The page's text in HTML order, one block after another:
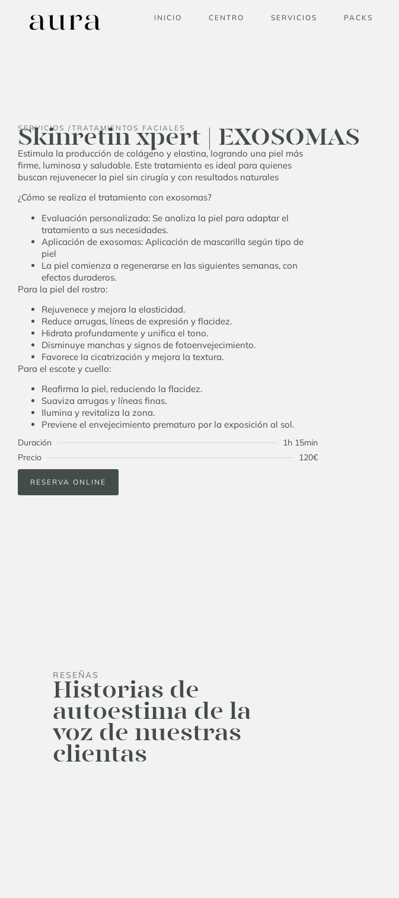
INICIO CENTRO SERVICIOS PACKS
SERVICIOS /TRATAMIENTOS FACIALES
Skinretin xpert | EXOSOMAS
Estimula la producción de colágeno y elastina, logrando una piel más
firme, luminosa y saludable. Este tratamiento es ideal para quienes
buscan rejuvenecer la piel sin cirugía y con resultados naturales
¿Cómo se realiza el tratamiento con exosomas?
Evaluación personalizada: Se analiza la piel para adaptar el
tratamiento a sus necesidades.
Aplicación de exosomas: Aplicación de mascarilla según tipo de
piel
La piel comienza a regenerarse en las siguientes semanas, con
efectos duraderos.
Para la piel del rostro:
Rejuvenece y mejora la elasticidad.
Reduce arrugas, líneas de expresión y flacidez.
Hidrata profundamente y unifica el tono.
Disminuye manchas y signos de fotoenvejecimiento.
Favorece la cicatrización y mejora la textura.
Para el escote y cuello:
Reafirma la piel, reduciendo la flacidez.
Suaviza arrugas y líneas finas.
Ilumina y revitaliza la zona.
Previene el envejecimiento prematuro por la exposición al sol.
Duración
1h 15min
Precio
120€
RESERVA ONLINE
RESEÑAS
Historias de
autoestima de la
voz de nuestras
clientas